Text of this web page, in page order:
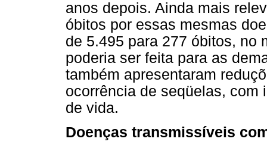
anos depois. Ainda mais
óbitos por essas mesmas
de 5.495 para 277 óbitos, no
poderia ser feita para as
também apresentaram
ocorrência de seqüelas,
de vida.
Doenças transmissíveis